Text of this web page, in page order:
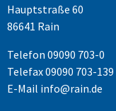
Hauptstraße 60
86641 Rain
Telefon 09090 703-0
Telefax 09090 703-139
E-Mail info@rain.de